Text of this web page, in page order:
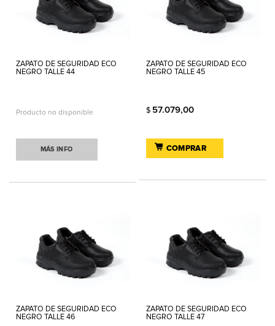
ZAPATO DE SEGURIDAD ECO
NEGRO TALLE 44
Producto no disponible
MÁS INFO
ZAPATO DE SEGURIDAD ECO
NEGRO TALLE 45
$ 57.079,00
COMPRAR
ZAPATO DE SEGURIDAD ECO
NEGRO TALLE 46
ZAPATO DE SEGURIDAD ECO
NEGRO TALLE 47